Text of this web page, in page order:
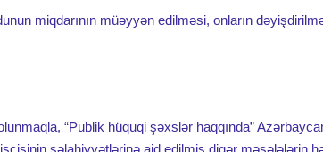
bir sıra elmi-tədqiqat müəssisələri ilə tanış olub
qeyd olunub
miqdarının müəyyən edilməsi, onların
“Publik hüquqi şəxslər haqqında”
səlahiyyətlərinə aid edilmiş digər məsələlərin